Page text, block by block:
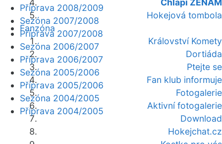
Chlapi ŽENÁM
Hokejová tombola
Fanzóna
Království Komety
Dortiáda
Ptejte se
Fan klub informuje
Fotogalerie
Aktivní fotogalerie
Download
Hokejchat.cz
Příprava 2008/2009
Sezóna 2007/2008
Příprava 2007/2008
Sezóna 2006/2007
Příprava 2006/2007
Sezóna 2005/2006
Příprava 2005/2006
Sezóna 2004/2005
Příprava 2004/2005